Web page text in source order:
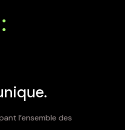
l’ensemble des